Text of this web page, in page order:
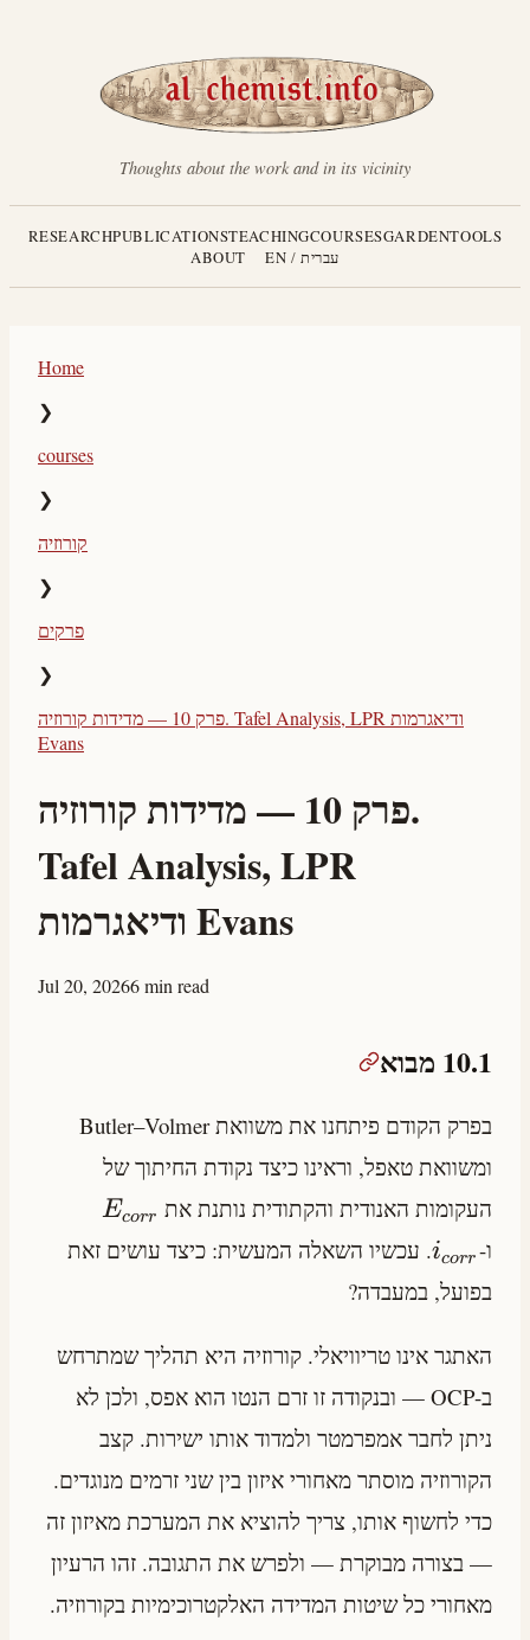
Thoughts about the work and in its vicinity
RESEARCHPUBLICATIONSTEACHINGCOURSESGARDENTOOLS
ABOUT
EN / עברית
Home
❯
courses
❯
קורוזיה
❯
פרקים
❯
פרק 10 — מדידות קורוזיה. Tafel Analysis, LPR ודיאגרמות
Evans
פרק 10 — מדידות קורוזיה.
Tafel Analysis, LPR
ודיאגרמות Evans
Jul 20, 20266 min read
10.1 מבוא
בפרק הקודם פיתחנו את משוואת Butler–Volmer
ומשוואת טאפל, וראינו כיצד נקודת החיתוך של
העקומות האנודית והקתודית נותנת את
Ecorr
ו- icorr
. עכשיו השאלה המעשית: כיצד עושים זאת
בפועל, במעבדה?
האתגר אינו טריוויאלי. קורוזיה היא תהליך שמתרחש
ב-OCP — ובנקודה זו זרם הנטו הוא אפס, ולכן לא
ניתן לחבר אמפרמטר ולמדוד אותו ישירות. קצב
הקורוזיה מוסתר מאחורי איזון בין שני זרמים מנוגדים.
כדי לחשוף אותו, צריך להוציא את המערכת מאיזון זה
— בצורה מבוקרת — ולפרש את התגובה. זהו הרעיון
מאחורי כל שיטות המדידה האלקטרוכימיות בקורוזיה.